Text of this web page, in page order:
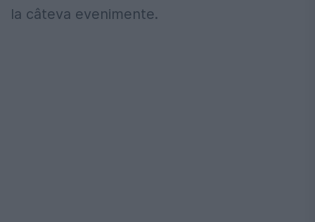
la câteva evenimente.